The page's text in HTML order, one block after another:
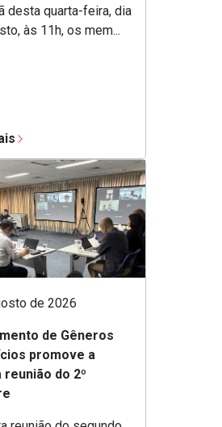
desta quarta-feira, dia
às 11h, os mem...
de 2026
de Gêneros
promove a
do 2º